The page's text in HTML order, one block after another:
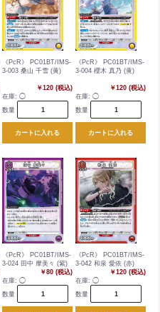
《PcR》 PC01BT/IMS-
3-003 桑山 千雪 (黄)
￥120 (税込)
在庫: ◯
数量
カートに入れる
《PcR》 PC01BT/IMS-
3-004 櫻木 真乃 (黄)
￥120 (税込)
在庫: ◯
数量
カートに入れる
《PcR》 PC01BT/IMS-
3-024 田中 摩美々 (紫)
￥80 (税込)
在庫: ◯
数量
《PcR》 PC01BT/IMS-
3-042 和泉 愛依 (赤)
￥120 (税込)
在庫: ◯
数量